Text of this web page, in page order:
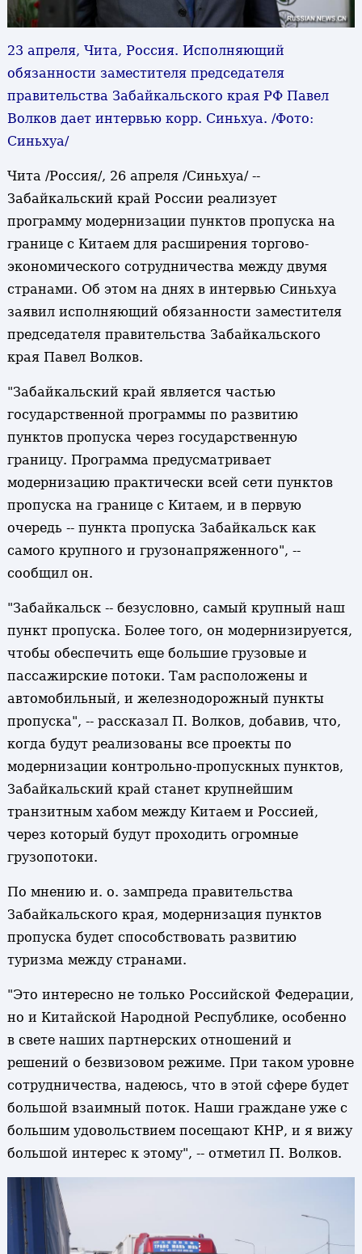
23 апреля, Чита, Россия. Исполняющий
обязанности заместителя председателя
правительства Забайкальского края РФ Павел
Волков дает интервью корр. Синьхуа. /Фото:
Синьхуа/
Чита /Россия/, 26 апреля /Синьхуа/ --
Забайкальский край России реализует
программу модернизации пунктов пропуска на
границе с Китаем для расширения торгово-
экономического сотрудничества между двумя
странами. Об этом на днях в интервью Синьхуа
заявил исполняющий обязанности заместителя
председателя правительства Забайкальского
края Павел Волков.
"Забайкальский край является частью
государственной программы по развитию
пунктов пропуска через государственную
границу. Программа предусматривает
модернизацию практически всей сети пунктов
пропуска на границе с Китаем, и в первую
очередь -- пункта пропуска Забайкальск как
самого крупного и грузонапряженного", --
сообщил он.
"Забайкальск -- безусловно, самый крупный наш
пункт пропуска. Более того, он модернизируется,
чтобы обеспечить еще большие грузовые и
пассажирские потоки. Там расположены и
автомобильный, и железнодорожный пункты
пропуска", -- рассказал П. Волков, добавив, что,
когда будут реализованы все проекты по
модернизации контрольно-пропускных пунктов,
Забайкальский край станет крупнейшим
транзитным хабом между Китаем и Россией,
через который будут проходить огромные
грузопотоки.
По мнению и. о. зампреда правительства
Забайкальского края, модернизация пунктов
пропуска будет способствовать развитию
туризма между странами.
"Это интересно не только Российской Федерации,
но и Китайской Народной Республике, особенно
в свете наших партнерских отношений и
решений о безвизовом режиме. При таком уровне
сотрудничества, надеюсь, что в этой сфере будет
большой взаимный поток. Наши граждане уже с
большим удовольствием посещают КНР, и я вижу
большой интерес к этому", -- отметил П. Волков.